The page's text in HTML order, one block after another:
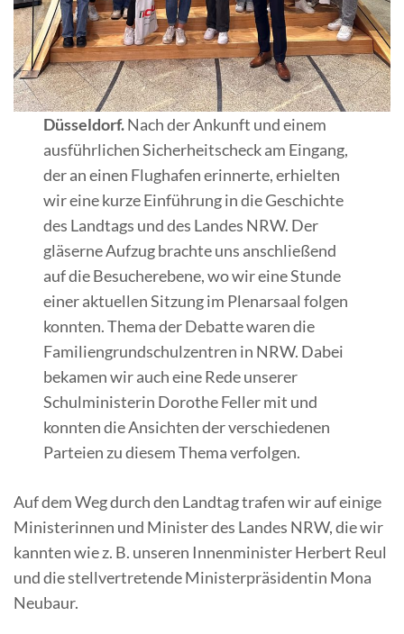
Düsseldorf.Nach der Ankunft und einem
ausführlichen Sicherheitscheck am Eingang,
der an einen Flughafen erinnerte, erhielten
wir eine kurze Einführung in die Geschichte
des Landtags und des Landes NRW. Der
gläserne Aufzug brachte uns anschließend
auf die Besucherebene, wo wir eine Stunde
einer aktuellen Sitzung im Plenarsaal folgen
konnten. Thema der Debatte waren die
Familiengrundschulzentren in NRW. Dabei
bekamen wir auch eine Rede unserer
Schulministerin Dorothe Feller mit und
konnten die Ansichten der verschiedenen
Parteien zu diesem Thema verfolgen.
Auf dem Weg durch den Landtag trafen wir auf einige
Ministerinnen und Minister des Landes NRW, die wir
kannten wie z. B. unseren Innenminister Herbert Reul
und die stellvertretende Ministerpräsidentin Mona
Neubaur.